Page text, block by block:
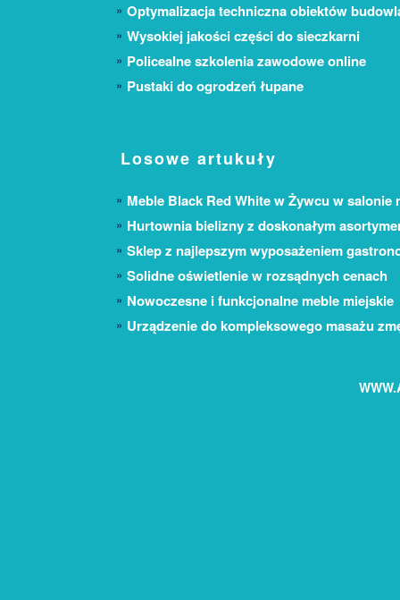
Optymalizacja techniczna obiektów
Wysokiej jakości części do sieczkarni
Policealne szkolenia zawodowe online
Pustaki do ogrodzeń łupane
Losowe artukuły
Meble Black Red White w Żywcu w salonie
Hurtownia bielizny z doskonałym
Sklep z najlepszym wyposażeniem
Solidne oświetlenie w rozsądnych cenach
Nowoczesne i funkcjonalne meble miejskie
Urządzenie do kompleksowego masażu